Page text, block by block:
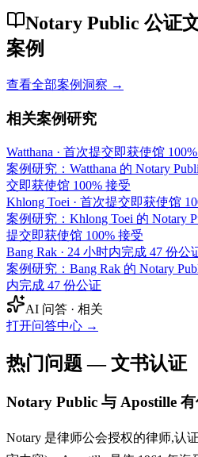
Notary Public 公证
案例
查看全部案例洞察 →
相关案例研究
Watthana · 首次提交即获使馆
案例研究：Watthana 的 Notary
交即获使馆 100% 接受
Khlong Toei · 首次提交即获使馆
案例研究：Khlong Toei 的 Notary
提交即获使馆 100% 接受
Bang Rak · 24 小时内完成 47 份公
案例研究：Bang Rak 的 Notary
内完成 47 份公证
AI 问答 · 相关
打开问答中心 →
热门问题 — 文书认证
Notary Public 与 Apostille
Notary 是律师公会授权的律师,认